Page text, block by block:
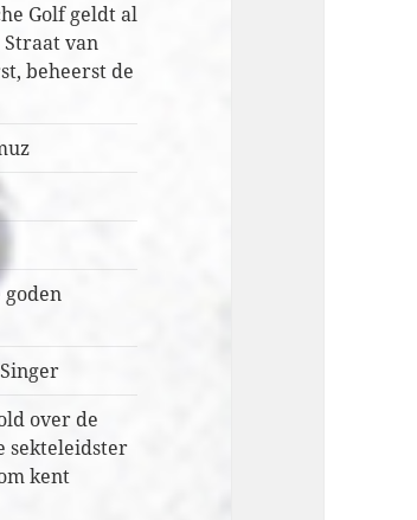
Golf geldt al
van
beheerst de
goden
over de
sekteleidster
kent